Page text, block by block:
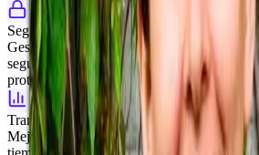
Seguridad ante todo
Gestionar inversiones requiere confianza
seguridad de grado bancario y estándares
proteger tus datos y a tus inversionistas.
Transparencia e insight
Mejores datos llevan a mejores